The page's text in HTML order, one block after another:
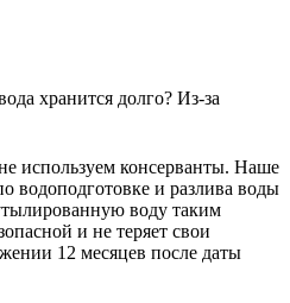
хранится долго? Из-за
используем консерванты. Наше
водоподготовке и разлива воды
воду таким
и не теряет свои
12 месяцев после даты